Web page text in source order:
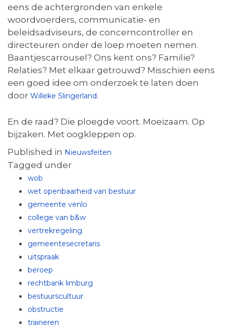
eens de achtergronden van enkele
woordvoerders, communicatie- en
beleidsadviseurs, de concerncontroller en
directeuren onder de loep moeten nemen.
Baantjescarrousel? Ons kent ons? Familie?
Relaties? Met elkaar getrouwd? Misschien eens
een goed idee om onderzoek te laten doen
door Willeke Slingerland.
En de raad? Die ploegde voort. Moeizaam. Op
bijzaken. Met oogkleppen op.
Published in Nieuwsfeiten
Tagged under
wob
wet openbaarheid van bestuur
gemeente venlo
college van b&w
vertrekregeling
gemeentesecretaris
uitspraak
beroep
rechtbank limburg
bestuurscultuur
obstructie
traineren